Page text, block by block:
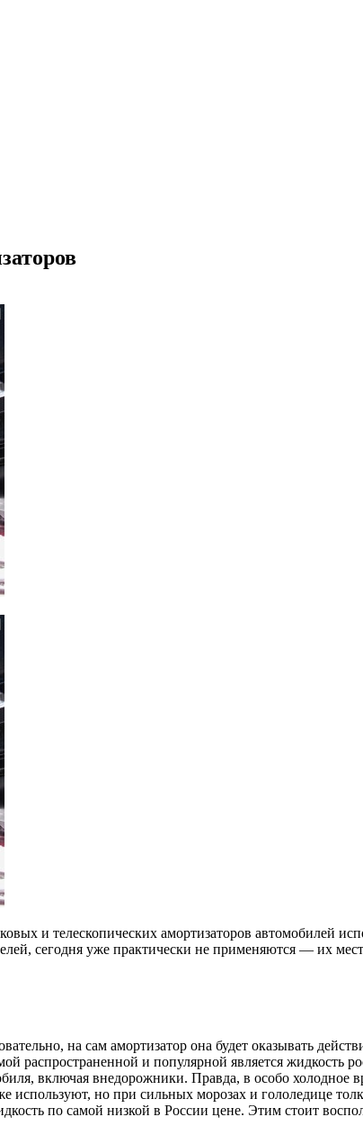
и телескопических амортизаторов автомобилей
сегодня уже практически не применяются — их
на сам амортизатор она будет оказывать
распространенной и популярной является
включая внедорожники. Правда, в особо холодное
но при сильных морозах и гололедице
по самой низкой в России цене. Этим стоит